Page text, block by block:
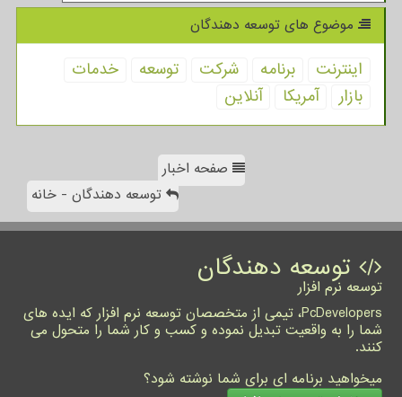
موضوع های توسعه دهندگان
اینترنت برنامه شركت توسعه
خدمات
بازار
آمریكا آنلاین
صفحه اخبار
توسعه دهندگان - خانه
توسعه دهندگان
توسعه نرم افزار
PcDevelopers، تیمی از متخصصان توسعه نرم افزار که ایده های
شما را به واقعیت تبدیل نموده و کسب و کار شما را متحول می
کنند.
میخواهید برنامه ای برای شما نوشته شود؟